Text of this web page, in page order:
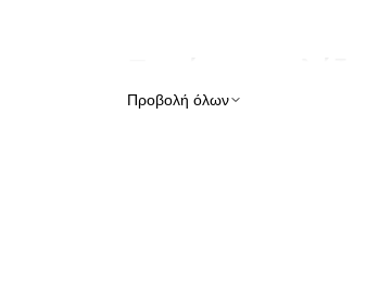
Η Τουρκία είναι ένας από τους πιο
Προβολή όλων